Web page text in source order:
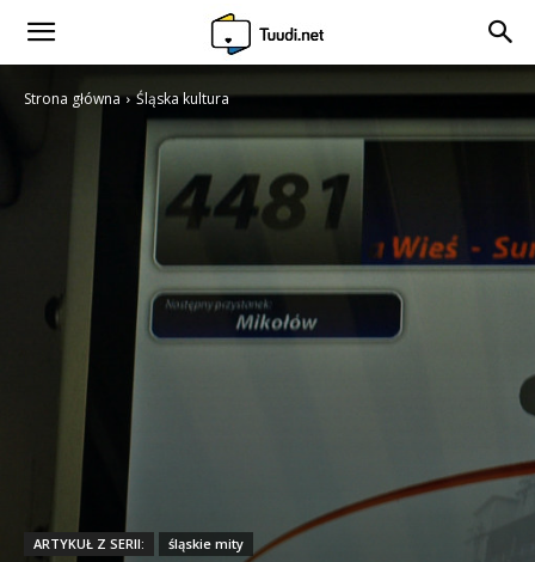
Strona główna Śląska kultura
ARTYKUŁ Z SERII: śląskie mity